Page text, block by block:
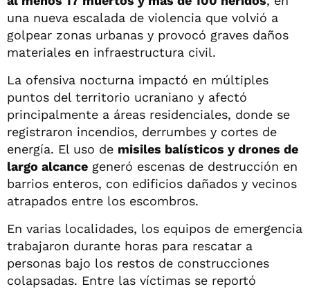
una nueva escalada de violencia que volvió a
golpear zonas urbanas y provocó graves daños
materiales en infraestructura civil.
La ofensiva nocturna impactó en múltiples
puntos del territorio ucraniano y afectó
principalmente a áreas residenciales, donde se
registraron incendios, derrumbes y cortes de
energía. El uso de misiles balísticos y drones de
largo alcance generó escenas de destrucción en
barrios enteros, con edificios dañados y vecinos
atrapados entre los escombros.
En varias localidades, los equipos de emergencia
trabajaron durante horas para rescatar a
personas bajo los restos de construcciones
colapsadas. Entre las víctimas se reportó